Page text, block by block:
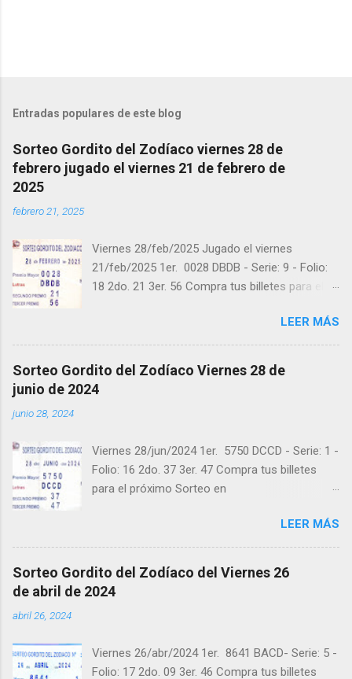
Entradas populares de este blog
Sorteo Gordito del Zodíaco viernes 28 de
febrero jugado el viernes 21 de febrero de
2025
febrero 21, 2025
Viernes 28/feb/2025 Jugado el viernes
21/feb/2025 1er. 0028 DBDB - Serie: 9 - Folio:
18 2do. 21 3er. 56 Compra tus billetes para el
instagram.com/balotas_panama - En Twitter:
@balotas y Facebook: facebook.com/balotas
"Buena Suerte" para el próximo sorteo,
recuerden visitarnos en balotas.com para
conocer los datos que le ayudaran a ganar y
LEER MÁS
Sorteo Gordito del Zodíaco Viernes 28 de
junio de 2024
junio 28, 2024
Viernes 28/jun/2024 1er. 5750 DCCD - Serie: 1 -
Folio: 16 2do. 37 3er. 47 Compra tus billetes
para el próximo Sorteo en
Instagram: instagram.com/balotas_panama -
En Twitter: @balotas y Facebook:
facebook.com/balotas Pruebe su suerte en las
próximo sorteo, recuerden visitarnos en
LEER MÁS
Sorteo Gordito del Zodíaco del Viernes 26
de abril de 2024
abril 26, 2024
Viernes 26/abr/2024 1er. 8641 BACD- Serie: 5 -
Folio: 17 2do. 09 3er. 46 Compra tus billetes